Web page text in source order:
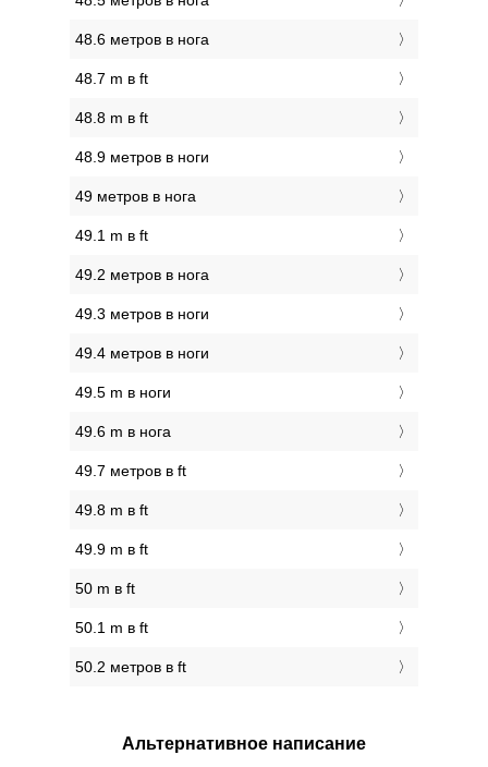
48.6 метров в нога
48.7 m в ft
48.8 m в ft
48.9 метров в ноги
49 метров в нога
49.1 m в ft
49.2 метров в нога
49.3 метров в ноги
49.4 метров в ноги
49.5 m в ноги
49.6 m в нога
49.7 метров в ft
49.8 m в ft
49.9 m в ft
50 m в ft
50.1 m в ft
50.2 метров в ft
Альтернативное написание